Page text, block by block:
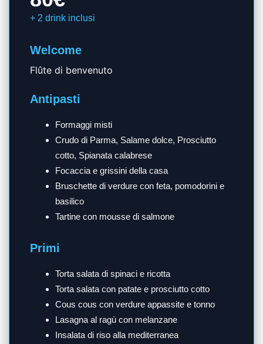
+ 2 drink inclusi
Welcome
Flûte di benvenuto
Antipasti
Formaggi misti
Crudo di Parma, Salame dolce, Prosciutto
cotto, Spianata calabrese
Focaccia e grissini della casa
Bruschette di verdure con feta, pomodorini e
basilico
Tartine con mousse di salmone
Primi
Torta salata di spinaci e ricotta
Torta salata con patate e prosciutto cotto
Cous cous con verdure appassite e tonno
Lasagna al ragù con melanzane
Insalata di riso alla mediterranea